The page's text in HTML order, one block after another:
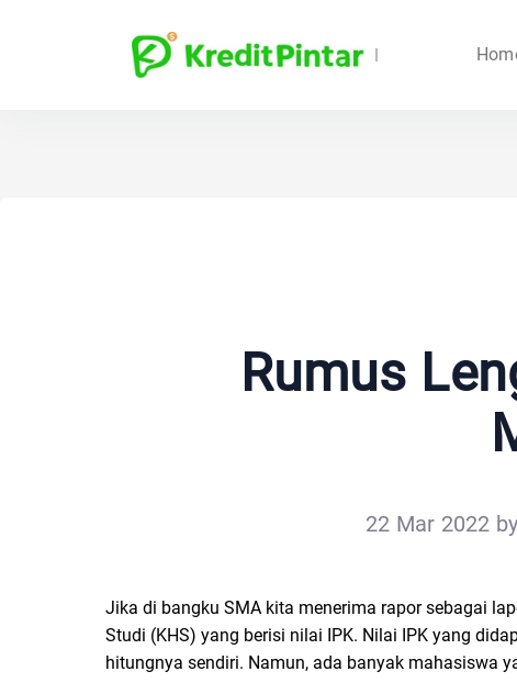
Rumus
22 Mar 2022
Jika di bangku SMA kita menerima rapor sebagai
Studi (KHS) yang berisi nilai IPK. Nilai IPK yang
hitungnya sendiri. Namun, ada banyak mahasiswa